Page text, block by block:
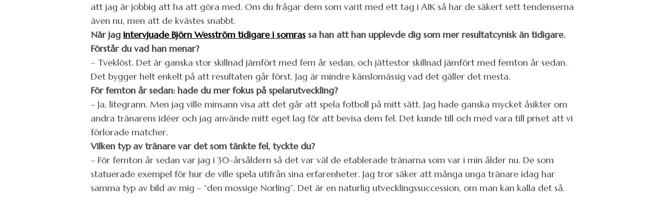
att jag är jobbig att ha att göra med. Om du frågar dem som varit med ett tag i AIK så har de säkert sett tendenserna
även nu, men att de kvästes snabbt.
När jag intervjuade Björn Wesström tidigare i somras sa han att han upplevde dig som mer resultatcynisk än tidigare.
Förstår du vad han menar?
– Tveklöst. Det är ganska stor skillnad jämfört med fem år sedan, och jättestor skillnad jämfört med femton år sedan.
Det bygger helt enkelt på att resultaten går först. Jag är mindre känslomässig vad det gäller det mesta.
För femton år sedan: hade du mer fokus på spelarutveckling?
– Ja, litegrann. Men jag ville minsann visa att det går att spela fotboll på mitt sätt. Jag hade ganska mycket åsikter om
andra tränarens idéer och jag använde mitt eget lag för att bevisa dem fel. Det kunde till och med vara till priset att vi
förlorade matcher.
Vilken typ av tränare var det som tänkte fel, tyckte du?
– För femton år sedan var jag i 30-årsåldern så det var väl de etablerade tränarna som var i min ålder nu. De som
statuerade exempel för hur de ville spela utifrån sina erfarenheter. Jag tror säker att många unga tränare idag har
samma typ av bild av mig – “den mossige Norling”. Det är en naturlig utvecklingssuccession, om man kan kalla det så.